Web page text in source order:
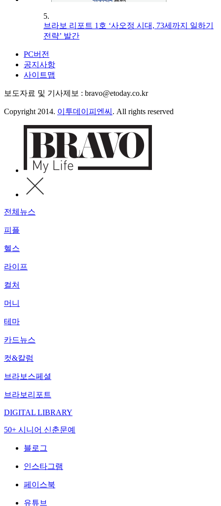
5.
브라보 리포트 1호 ‘사오정 시대, 73세까지 일하기
전략’ 발간
PC버전
공지사항
사이트맵
보도자료 및 기사제보 : bravo@etoday.co.kr
Copyright 2014. 이투데이피엔씨 . All rights reserved
전체뉴스
피플
헬스
라이프
컬처
머니
테마
카드뉴스
컷&칼럼
브라보스페셜
브라보리포트
DIGITAL LIBRARY
50+ 시니어 신춘문예
블로그
인스타그램
페이스북
유튜브